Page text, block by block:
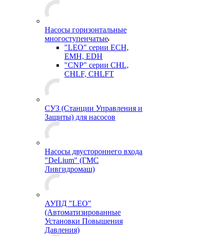
Насосы горизонтальные
многоступенчатые
"LEO" серии ECH,
EMH, EDH
"CNP" серии CHL,
CHLF, CHLFT
СУЗ (Станции Управления и
Защиты) для насосов
Насосы двустороннего входа
"DeLium" (ГМС
Ливгидромаш)
АУПД "LEO"
(Автоматизированные
Установки Повышения
Давления)